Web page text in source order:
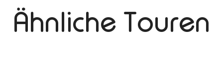
Ähnliche Touren